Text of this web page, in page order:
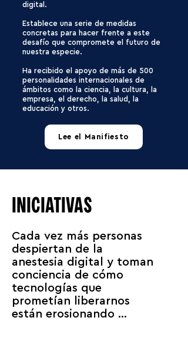
digital.
Establece una serie de medidas
concretas para hacer frente a este
desafío que compromete el futuro de
nuestra especie.
Ha recibido el apoyo de más de 500
personalidades internacionales de
ámbitos como la ciencia, la cultura, la
empresa, el derecho, la salud, la
educación y otros.
Lee el Manifiesto
INICIATIVAS
Cada vez más personas
despiertan de la
anestesia digital y toman
conciencia de cómo
tecnologías que
prometían liberarnos
están erosionando